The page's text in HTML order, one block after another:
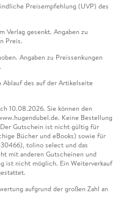
Preisempfehlung (UVP) des
Verlag gesenkt. Angaben zu
Preis.
Angaben zu Preissenkungen
Ablauf des auf der Artikelseite
10.08.2026. Sie können den
Keine Bestellung
Gutschein ist nicht gültig für
Bücher und eBooks) sowie für
tolino select und das
mit anderen Gutscheinen und
ist nicht möglich. Ein Weiterverkauf
aufgrund der großen Zahl an